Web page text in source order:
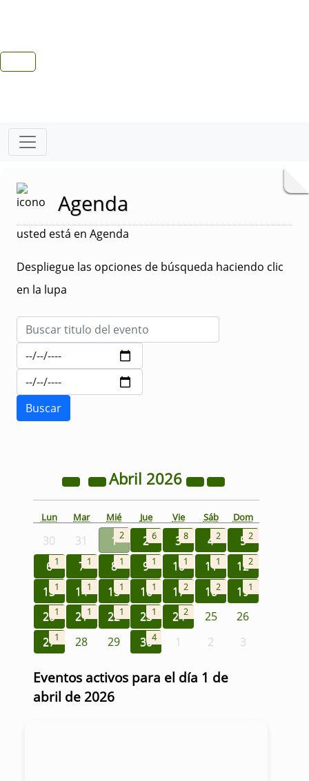
Agenda
usted está en Agenda
Despliegue las opciones de búsqueda haciendo clic
en la lupa
Abril 2026
Lun Mar Mié Jue Vie Sáb Dom
30 31 12 2 6 38 42 52
6 1 7 1 8 1 9 1 101 111 122
131 141 151 161 172 182 191
201 211 221 231 242 25
26
271 28 29 304 1 2 3
Eventos activos para el día 1 de
abril de 2026